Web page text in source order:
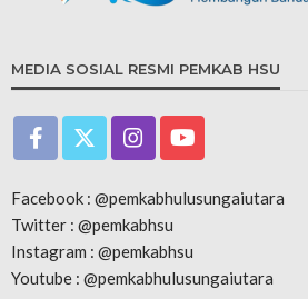
MEDIA SOSIAL RESMI PEMKAB HSU
Facebook : @pemkabhulusungaiutara
Twitter : @pemkabhsu
Instagram : @pemkabhsu
Youtube : @pemkabhulusungaiutara